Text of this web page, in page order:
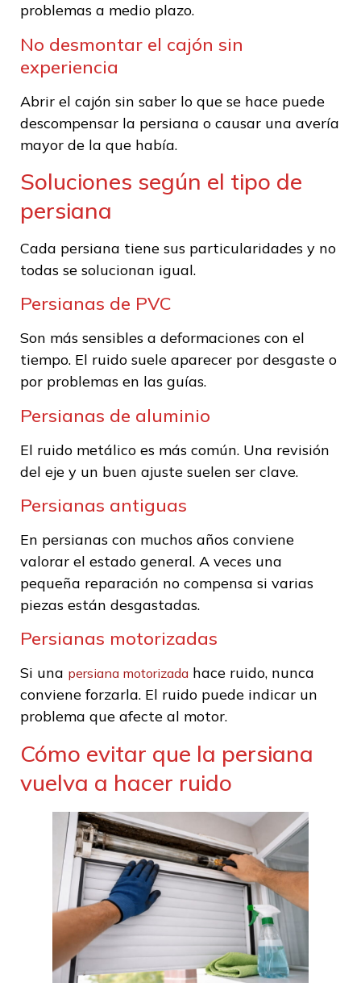
problemas a medio plazo.
No desmontar el cajón sin
experiencia
Abrir el cajón sin saber lo que se hace puede
descompensar la persiana o causar una avería
mayor de la que había.
Soluciones según el tipo de
persiana
Cada persiana tiene sus particularidades y no
todas se solucionan igual.
Persianas de PVC
Son más sensibles a deformaciones con el
tiempo. El ruido suele aparecer por desgaste o
por problemas en las guías.
Persianas de aluminio
El ruido metálico es más común. Una revisión
del eje y un buen ajuste suelen ser clave.
Persianas antiguas
En persianas con muchos años conviene
valorar el estado general. A veces una
pequeña reparación no compensa si varias
piezas están desgastadas.
Persianas motorizadas
Si una persiana motorizada hace ruido, nunca
conviene forzarla. El ruido puede indicar un
problema que afecte al motor.
Cómo evitar que la persiana
vuelva a hacer ruido